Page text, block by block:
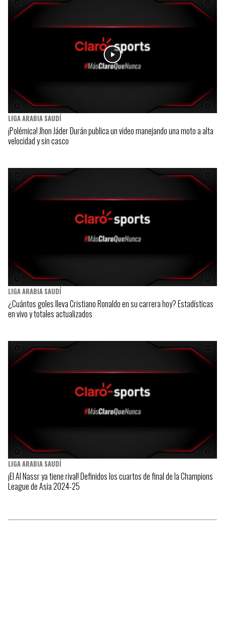
LIGA ARABIA SAUDÍ
¡Polémica! Jhon Jáder Durán publica un video manejando una moto a alta
velocidad y sin casco
LIGA ARABIA SAUDÍ
¿Cuántos goles lleva Cristiano Ronaldo en su carrera hoy? Estadísticas
en vivo y totales actualizados
LIGA ARABIA SAUDÍ
¡El Al Nassr ya tiene rival! Definidos los cuartos de final de la Champions
League de Asia 2024-25